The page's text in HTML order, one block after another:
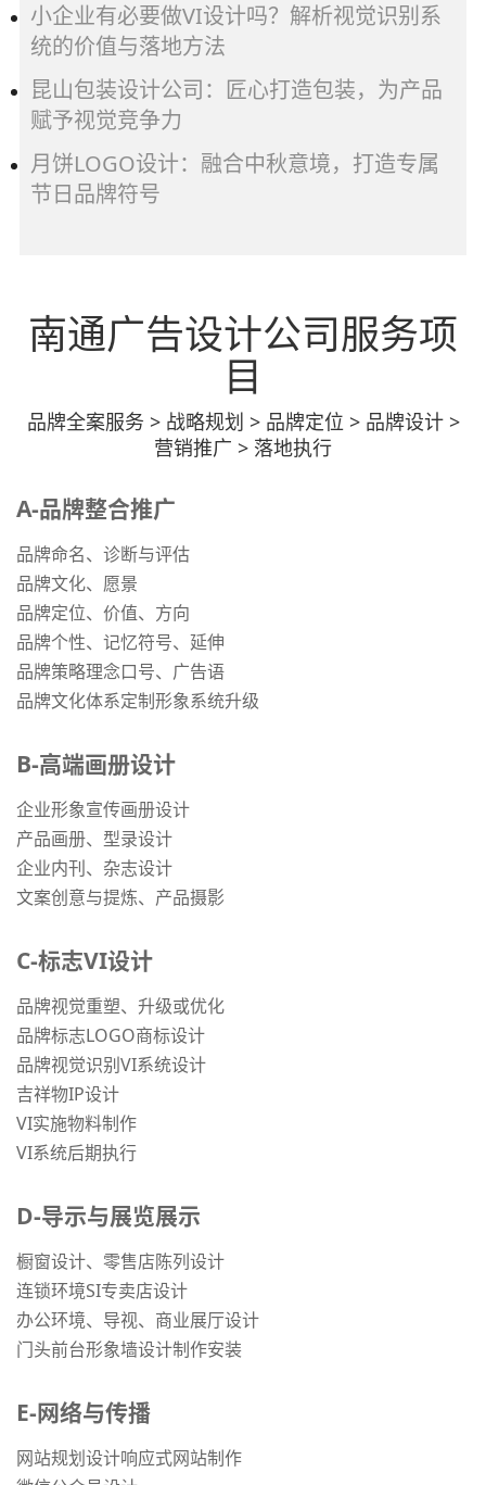
小企业有必要做VI设计吗？解析视觉识别系
统的价值与落地方法
昆山包装设计公司：匠心打造包装，为产品
赋予视觉竞争力
月饼LOGO设计：融合中秋意境，打造专属
节日品牌符号
南通广告设计公司服务项
目
品牌全案服务 > 战略规划 > 品牌定位 > 品牌设计 >
营销推广 > 落地执行
A-品牌整合推广
品牌命名、诊断与评估
品牌文化、愿景
品牌定位、价值、方向
品牌个性、记忆符号、延伸
品牌策略理念口号、广告语
品牌文化体系定制形象系统升级
B-高端画册设计
企业形象宣传画册设计
产品画册、型录设计
企业内刊、杂志设计
文案创意与提炼、产品摄影
C-标志VI设计
品牌视觉重塑、升级或优化
品牌标志LOGO商标设计
品牌视觉识别VI系统设计
吉祥物IP设计
VI实施物料制作
VI系统后期执行
D-导示与展览展示
橱窗设计、零售店陈列设计
连锁环境SI专卖店设计
办公环境、导视、商业展厅设计
门头前台形象墙设计制作安装
E-网络与传播
网站规划设计响应式网站制作